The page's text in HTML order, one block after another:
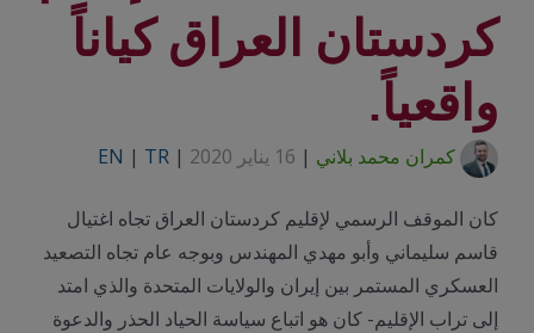
كردستان العراق كياناً
واقعياً.
كمران محمد بلاني | 16 يناير 2020 |
EN | TR
كان الموقف الرسمي لإقليم كردستان العراق تجاه اغتيال
قاسم سليماني وأبو مهدي المهندس وبوجه عام تجاه التصعيد
العسكري المستمر بين إيران والولايات المتحدة والذي امتد
إلى تراب الإقليم- كان هو اتباع سياسة الحياد الحذر والدعوة